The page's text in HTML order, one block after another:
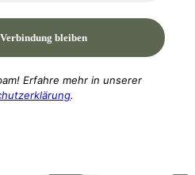
Erfahre mehr in unserer
.